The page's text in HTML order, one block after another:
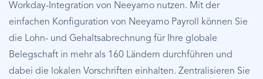
Workday-Integration von Neeyamo nutzen. Mit der
einfachen Konfiguration von Neeyamo Payroll können Sie
die Lohn- und Gehaltsabrechnung für Ihre globale
Belegschaft in mehr als 160 Ländern durchführen und
dabei die lokalen Vorschriften einhalten. Zentralisieren Sie